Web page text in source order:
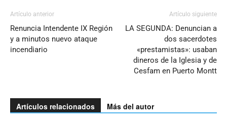
Artículo anterior
Renuncia Intendente IX Región
y a minutos nuevo ataque
incendiario
Artículo siguiente
LA SEGUNDA: Denuncian a
dos sacerdotes
«prestamistas»: usaban
dineros de la Iglesia y de
Cesfam en Puerto Montt
Artículos relacionados Más del autor